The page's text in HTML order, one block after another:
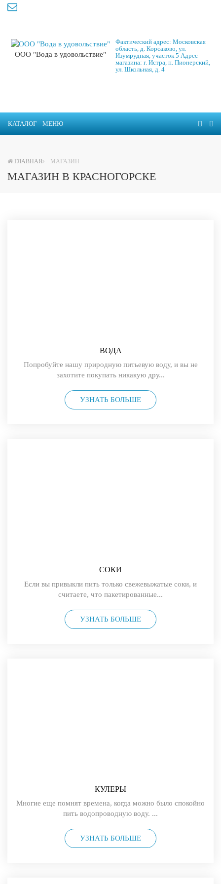
ООО "Вода в удовольствие"
Фактический адрес: Московская
область, д. Корсаково, ул.
Изумрудная, участок 5 Адрес
магазина: г. Истра, п. Пионерский,
ул. Школьная, д. 4
КАТАЛОГ МЕНЮ
ГЛАВНАЯ МАГАЗИН
МАГАЗИН В КРАСНОГОРСКЕ
ВОДА
Попробуйте нашу природную питьевую воду, и вы не
захотите покупать никакую дру...
УЗНАТЬ БОЛЬШЕ
СОКИ
Если вы привыкли пить только свежевыжатые соки, и
считаете, что пакетированные...
УЗНАТЬ БОЛЬШЕ
КУЛЕРЫ
Многие еще помнят времена, когда можно было спокойно
пить водопроводную воду. ...
УЗНАТЬ БОЛЬШЕ